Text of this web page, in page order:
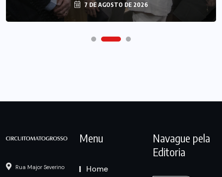
7 DE AGOSTO DE 2026
Rua Major Severino
Menu
Home
Navague pela
Editoria